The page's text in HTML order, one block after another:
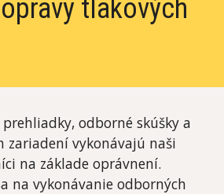
tlakových
prehliadky, odborné skúšky a
zariadení vykonávajú naši
na základe oprávnení.
na vykonávanie odborných